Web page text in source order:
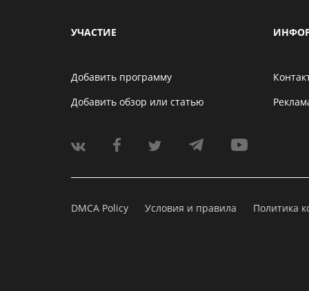
УЧАСТИЕ
Добавить программу
Добавить обзор или статью
DMCA Policy Условия и правила Политика